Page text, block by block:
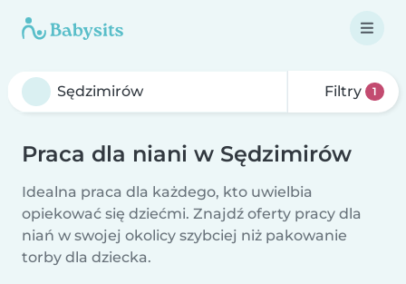
Filtry 1
Praca dla niani w Sędzimirów
Idealna praca dla każdego, kto uwielbia
opiekować się dziećmi. Znajdź oferty pracy dla
niań w swojej okolicy szybciej niż pakowanie
torby dla dziecka.